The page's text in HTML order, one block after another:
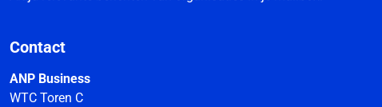
Contact
ANP Business
WTC Toren C